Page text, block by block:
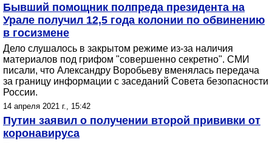
Бывший помощник полпреда президента на
Урале получил 12,5 года колонии по обвинению
в госизмене
Дело слушалось в закрытом режиме из-за наличия
материалов под грифом "совершенно секретно". СМИ
писали, что Александру Воробьеву вменялась передача
за границу информации с заседаний Совета безопасности
России.
14 апреля 2021 г., 15:42
Путин заявил о получении второй прививки от
коронавируса